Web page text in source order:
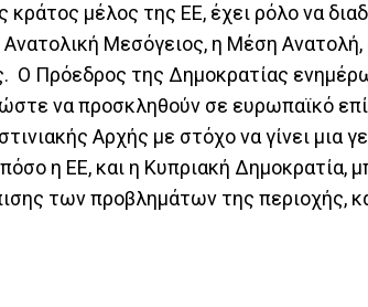
μέλος της ΕΕ, έχει ρόλο να
Ανατολική Μεσόγειος, η Μέση
Ο Πρόεδρος της Δημοκρατίας
να προσκληθούν σε ευρωπαϊκό
Αρχής με στόχο να γίνει μια
η ΕΕ, και η Κυπριακή Δημοκρατία,
των προβλημάτων της περιοχής,